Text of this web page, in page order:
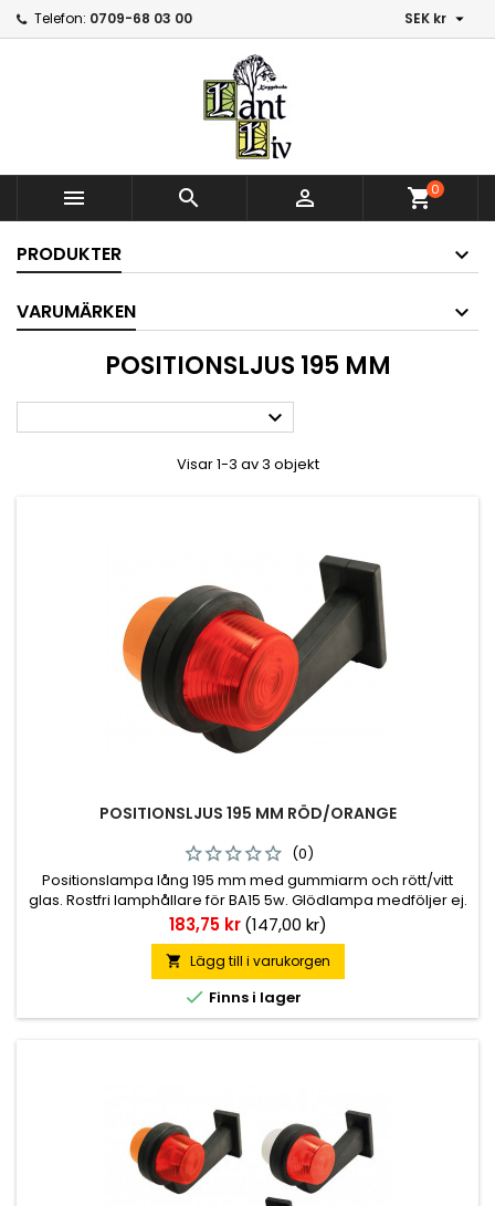
Telefon: 0709-68 03 00 SEK kr 
   shopping_cart0
PRODUKTER
VARUMÄRKEN
POSITIONSLJUS 195 MM

Visar 1-3 av 3 objekt
POSITIONSLJUS 195 MM RÖD/ORANGE
(0)
Positionslampa lång 195 mm med gummiarm och rött/vitt
glas. Rostfri lamphållare för BA15 5w. Glödlampa medföljer ej.
E-Märkt.
Pris
183,75 kr (147,00 kr)
 Lägg till i varukorgen
 Finns i lager